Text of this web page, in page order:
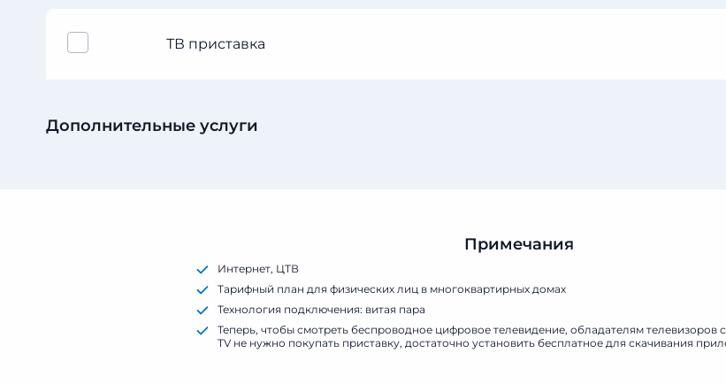
ТВ приставка
Дополнительные услуги
Примечания
Интернет, ЦТВ
Тарифный план для физических лиц в многоквартирных домах
Технология подключения: витая пара
Теперь, чтобы смотреть беспроводное цифровое телевидение, обладателям телевизоров
TV не нужно покупать приставку, достаточно установить бесплатное для скачивания